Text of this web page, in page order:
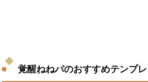
覚醒ねねパのおすすめテンプレ